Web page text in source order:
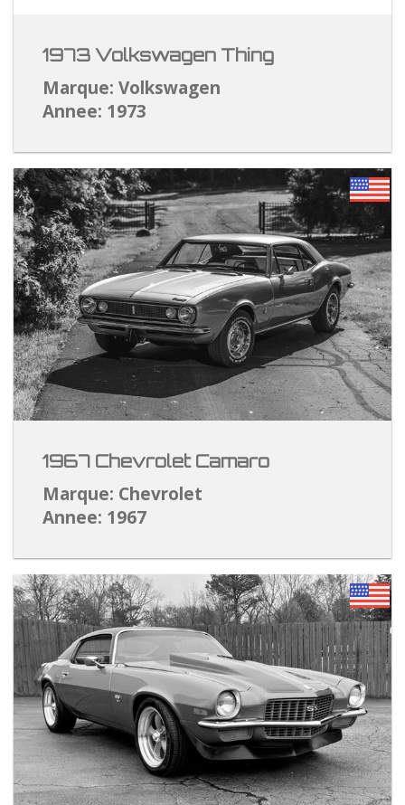
1973 Volkswagen Thing
Marque: Volkswagen
Annee: 1973
1967 Chevrolet Camaro
Marque: Chevrolet
Annee: 1967